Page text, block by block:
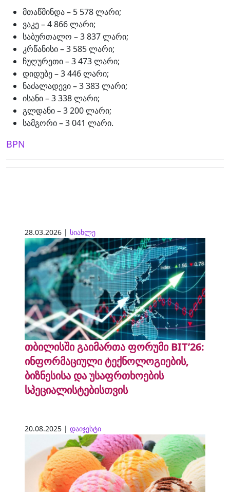
მთაწმინდა – 5 578 ლარი;
ვაკე – 4 866 ლარი;
საბურთალო – 3 837 ლარი;
კრწანისი – 3 585 ლარი;
ჩუღურეთი – 3 473 ლარი;
დიდუბე – 3 446 ლარი;
ნაძალადევი – 3 383 ლარი;
ისანი – 3 338 ლარი;
გლდანი – 3 200 ლარი;
სამგორი – 3 041 ლარი.
BPN
28.03.2026 | სიახლე
თბილისში გაიმართა ფორუმი BIT’26:
ინფორმაციული ტექნოლოგიების,
ბიზნესისა და უსაფრთხოების
სპეციალისტებისთვის
20.08.2025 | დაიჯესტი